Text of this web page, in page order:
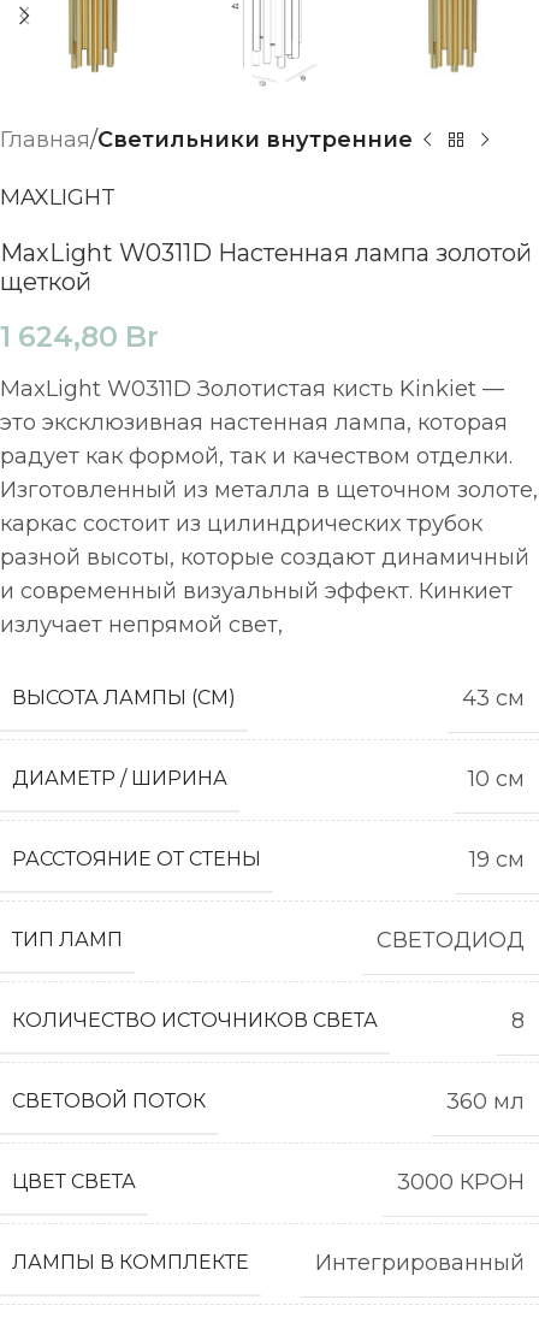
Главная Светильники внутренние
MAXLIGHT
MaxLight W0311D Настенная лампа золотой
щеткой
1 624,80 Br
MaxLight W0311D Золотистая кисть Kinkiet —
это эксклюзивная настенная лампа, которая
радует как формой, так и качеством отделки.
Изготовленный из металла в щеточном золоте,
каркас состоит из цилиндрических трубок
разной высоты, которые создают динамичный
и современный визуальный эффект. Кинкиет
излучает непрямой свет,
ВЫСОТА ЛАМПЫ (СМ) 43 см
ДИАМЕТР / ШИРИНА 10 см
РАССТОЯНИЕ ОТ СТЕНЫ 19 см
ТИП ЛАМП СВЕТОДИОД
КОЛИЧЕСТВО ИСТОЧНИКОВ СВЕТА 8
СВЕТОВОЙ ПОТОК 360 мл
ЦВЕТ СВЕТА 3000 КРОН
ЛАМПЫ В КОМПЛЕКТЕ Интегрированный